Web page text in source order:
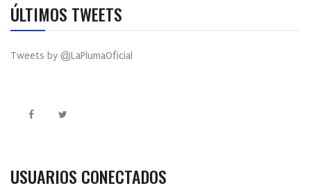
ÚLTIMOS TWEETS
Tweets by @LaPlumaOficial
USUARIOS CONECTADOS